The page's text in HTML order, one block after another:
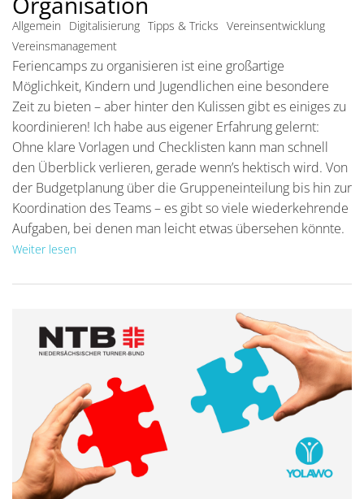
Allgemein Digitalisierung Tipps & Tricks Vereinsentwicklung
Vereinsmanagement
Feriencamps zu organisieren ist eine großartige
Möglichkeit, Kindern und Jugendlichen eine besondere
Zeit zu bieten – aber hinter den Kulissen gibt es einiges zu
koordinieren! Ich habe aus eigener Erfahrung gelernt:
Ohne klare Vorlagen und Checklisten kann man schnell
den Überblick verlieren, gerade wenn’s hektisch wird. Von
der Budgetplanung über die Gruppeneinteilung bis hin zur
Koordination des Teams – es gibt so viele wiederkehrende
Aufgaben, bei denen man leicht etwas übersehen könnte.
Weiter lesen